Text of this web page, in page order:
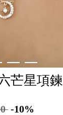
芒星項鍊
-10%